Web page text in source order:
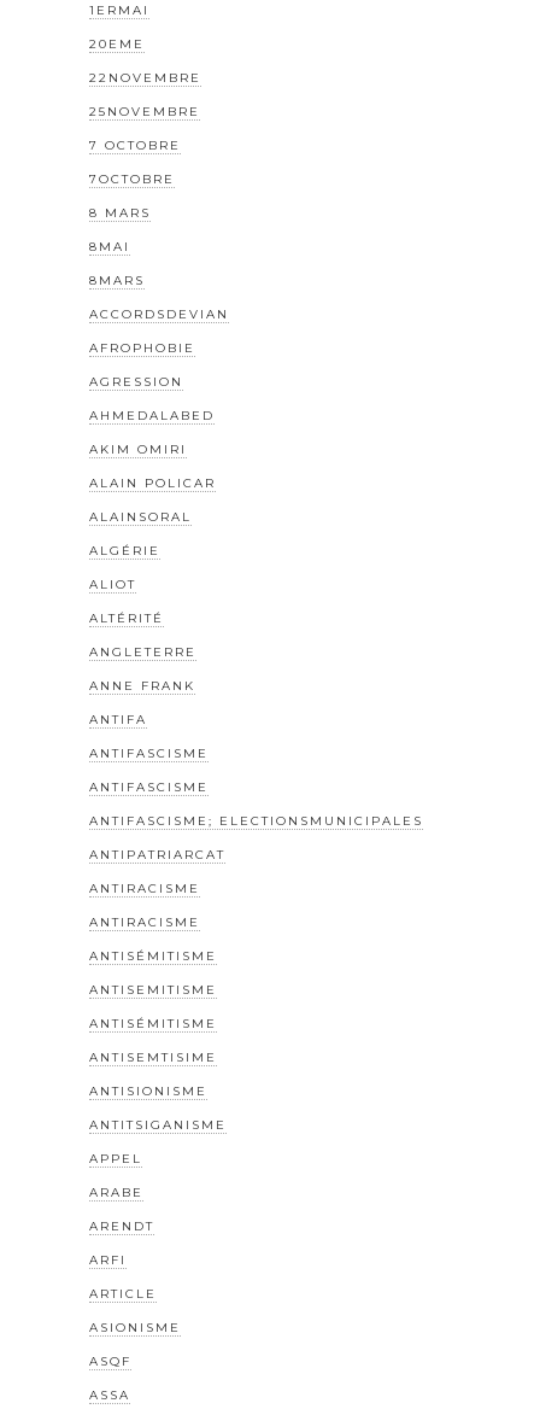
1ERMAI
20EME
22NOVEMBRE
25NOVEMBRE
7 OCTOBRE
7OCTOBRE
8 MARS
8MAI
8MARS
ACCORDSDEVIAN
AFROPHOBIE
AGRESSION
AHMEDALABED
AKIM OMIRI
ALAIN POLICAR
ALAINSORAL
ALGÉRIE
ALIOT
ALTÉRITÉ
ANGLETERRE
ANNE FRANK
ANTIFA
ANTIFASCISME
ANTIFASCISME
ANTIFASCISME; ELECTIONSMUNICIPALES
ANTIPATRIARCAT
ANTIRACISME
ANTIRACISME
ANTISÉMITISME
ANTISEMITISME
ANTISÉMITISME
ANTISEMTISIME
ANTISIONISME
ANTITSIGANISME
APPEL
ARABE
ARENDT
ARFI
ARTICLE
ASIONISME
ASQF
ASSA